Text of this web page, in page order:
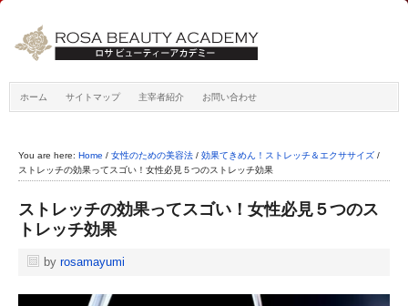
ホーム サイトマップ 主宰者紹介 お問い合わせ
You are here: Home / 女性のための美容法 / 効果てきめん！ストレッチ＆エクササイズ /
ストレッチの効果ってスゴい！女性必見５つのストレッチ効果
ストレッチの効果ってスゴい！女性必見５つのス
トレッチ効果
by rosamayumi